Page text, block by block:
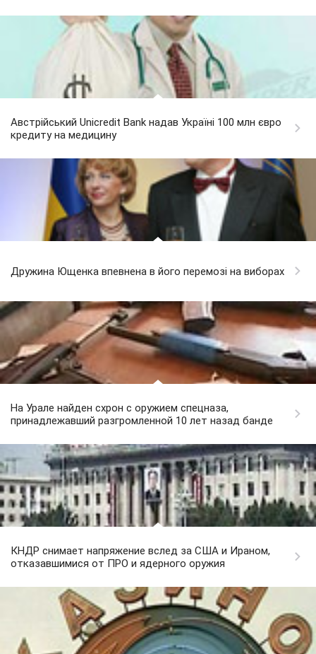
Австрійський Unicredit Bank надав Україні 100 млн євро
кредиту на медицину
Дружина Ющенка впевнена в його перемозі на виборах
На Урале найден схрон с оружием спецназа,
принадлежавший разгромленной 10 лет назад банде
КНДР снимает напряжение вслед за США и Ираном,
отказавшимися от ПРО и ядерного оружия